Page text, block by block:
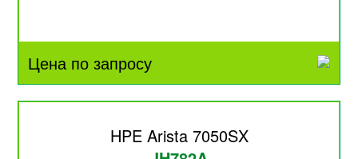
Цена по запросу
HPE Arista 7050SX